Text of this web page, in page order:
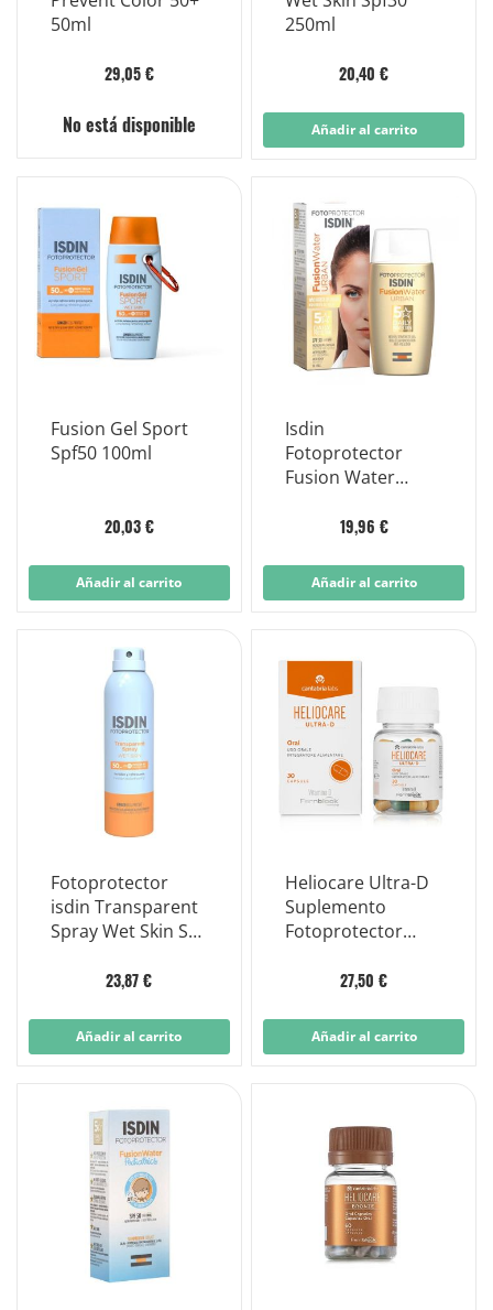
50ml
29,05 €
No está disponible
250ml
20,40 €
Añadir al carrito
Fusion Gel Sport
Spf50 100ml
20,03 €
Añadir al carrito
Isdin
Fotoprotector
Fusion Water
Protezione 30 da
19,96 €
Añadir al carrito
Fotoprotector
isdin Transparent
Spray Wet Skin Spf
23,87 €
Añadir al carrito
Heliocare Ultra-D
Suplemento
Fotoprotector
27,50 €
Añadir al carrito